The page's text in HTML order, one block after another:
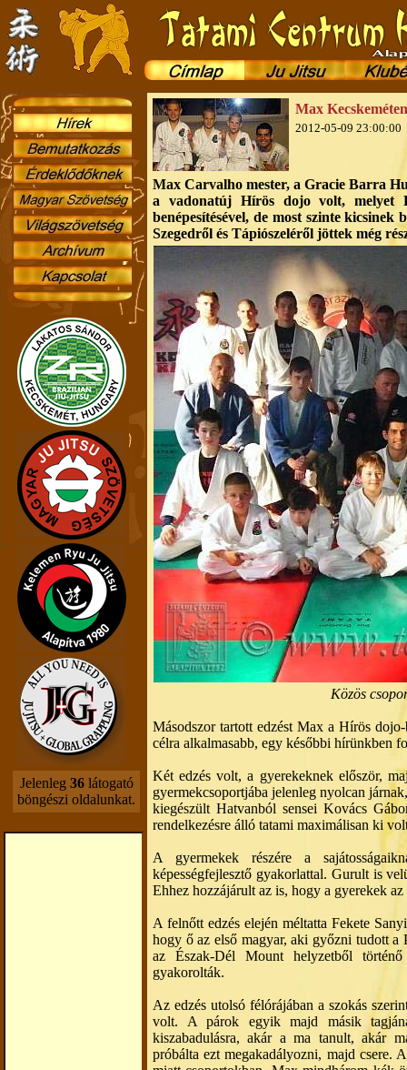
Jelenleg 36látogató
böngészi oldalunkat.
Max
2012-05-09 23:00:00
Max Carvalho mester, a Gracie Barra
a vadonatúj Hírös dojo volt, melyet
benépesítésével, de most szinte
Szegedről és Tápiószeléről jöttek még
Közös
Másodszor tartott edzést Max a Hírös
célra alkalmasabb, egy későbbi hírünkben
Két edzés volt, a gyerekeknek először,
gyermekcsoportjába jelenleg nyolcan
kiegészült Hatvanból sensei Kovács
rendelkezésre álló tatami maximálisan ki
A gyermekek részére a
képességfejlesztő gyakorlattal. Gurult is
Ehhez hozzájárult az is, hogy a gyerekek
A felnőtt edzés elején méltatta Fekete
hogy ő az első magyar, aki győzni tudott a
az Észak-Dél Mount helyzetből
gyakorolták.
Az edzés utolsó félórájában a szokás
volt. A párok egyik majd másik
kiszabadulásra, akár a ma tanult, akár
próbálta ezt megakadályozni, majd csere.